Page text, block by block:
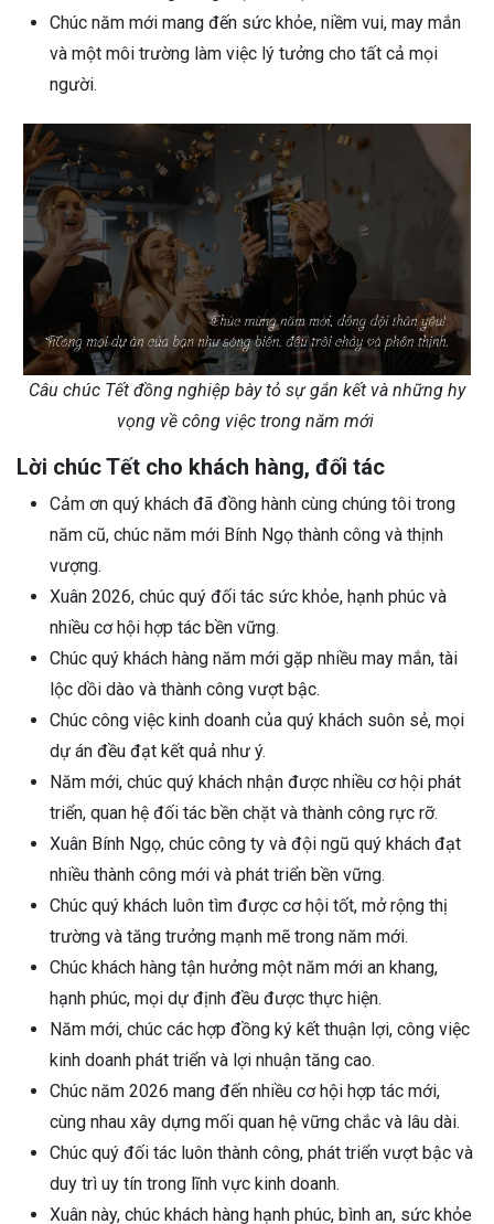
Chúc năm mới mang đến sức khỏe, niềm vui, may mắn
và một môi trường làm việc lý tưởng cho tất cả mọi
người.
Câu chúc Tết đồng nghiệp bày tỏ sự gắn kết và những hy
vọng về công việc trong năm mới
Lời chúc Tết cho khách hàng, đối tác
Cảm ơn quý khách đã đồng hành cùng chúng tôi trong
năm cũ, chúc năm mới Bính Ngọ thành công và thịnh
vượng.
Xuân 2026, chúc quý đối tác sức khỏe, hạnh phúc và
nhiều cơ hội hợp tác bền vững.
Chúc quý khách hàng năm mới gặp nhiều may mắn, tài
lộc dồi dào và thành công vượt bậc.
Chúc công việc kinh doanh của quý khách suôn sẻ, mọi
dự án đều đạt kết quả như ý.
Năm mới, chúc quý khách nhận được nhiều cơ hội phát
triển, quan hệ đối tác bền chặt và thành công rực rỡ.
Xuân Bính Ngọ, chúc công ty và đội ngũ quý khách đạt
nhiều thành công mới và phát triển bền vững.
Chúc quý khách luôn tìm được cơ hội tốt, mở rộng thị
trường và tăng trưởng mạnh mẽ trong năm mới.
Chúc khách hàng tận hưởng một năm mới an khang,
hạnh phúc, mọi dự định đều được thực hiện.
Năm mới, chúc các hợp đồng ký kết thuận lợi, công việc
kinh doanh phát triển và lợi nhuận tăng cao.
Chúc năm 2026 mang đến nhiều cơ hội hợp tác mới,
cùng nhau xây dựng mối quan hệ vững chắc và lâu dài.
Chúc quý đối tác luôn thành công, phát triển vượt bậc và
duy trì uy tín trong lĩnh vực kinh doanh.
Xuân này, chúc khách hàng hạnh phúc, bình an, sức khỏe